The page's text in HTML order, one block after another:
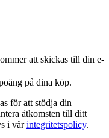
att skickas till din e-
på dina köp.
för att stödja din
åtkomsten till ditt
i vårintegritetspolicy.